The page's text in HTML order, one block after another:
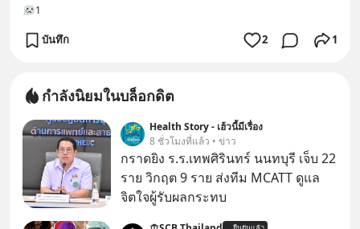
1
บันทึก 2 1
กำลังนิยมในบล็อกดิต
Health Story - เฮ้วนี้มีเรื่อง
8 ชั่วโมงที่แล้ว • ข่าว
กราดยิง ร.ร.เทพศิรินทร์ นนทบุรี เจ็บ 22
ราย วิกฤต 9 ราย ส่งทีม MCATT ดูแล
จิตใจผู้รับผลกระทบ